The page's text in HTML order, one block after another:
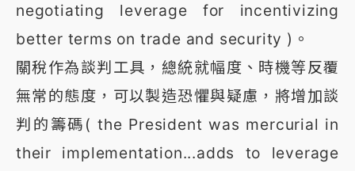
negotiating leverage for incentivizing
better terms on trade and security )。
關稅作為談判工具，總統就幅度、時機等反覆
無常的態度，可以製造恐懼與疑慮，將增加談
判的籌碼( the President was mercurial in
their implementation...adds to leverage